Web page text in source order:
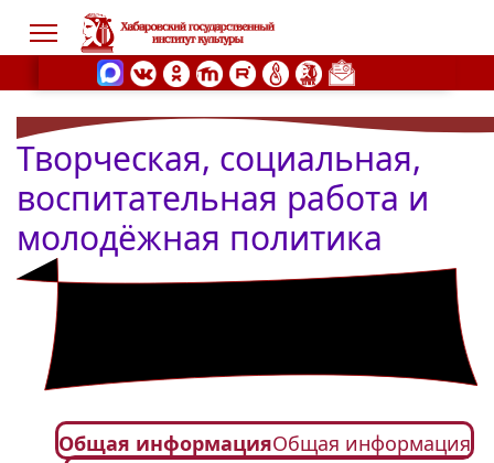
Творческая, социальная,
воспитательная работа и
молодёжная политика
Общая информацияОбщая информация